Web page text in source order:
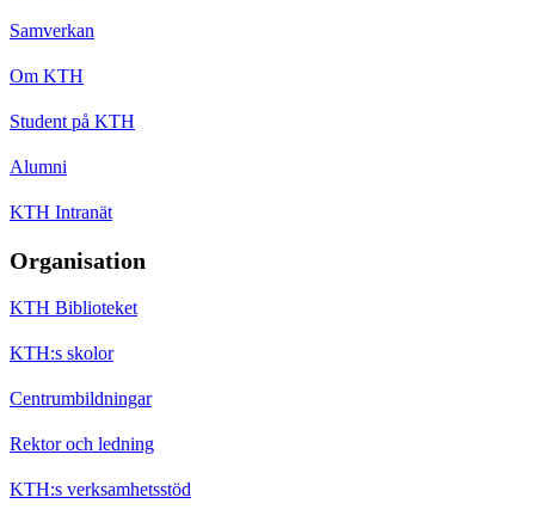
Samverkan
Om KTH
Student på KTH
Alumni
KTH Intranät
Organisation
KTH Biblioteket
KTH:s skolor
Centrumbildningar
Rektor och ledning
KTH:s verksamhetsstöd